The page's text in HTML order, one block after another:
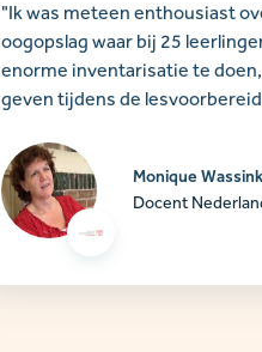
"Ik was meteen enthousiast
oogopslag waar bij 25
enorme inventarisatie te
geven tijdens de
Monique Wassink
Docent